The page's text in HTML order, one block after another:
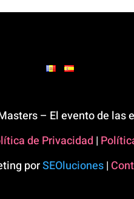
– El evento de las
de Privacidad |
porSEOluciones|